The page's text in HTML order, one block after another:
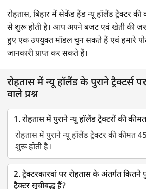
रोहतास, बिहार में सेकेंड हैंड न्यू हॉलैंड ट्रैक्टर
से शुरू होती है। आप अपने बजट एवं खेती की
हुए एक उपयुक्त मॉडल चुन सकते हैं एवं हमारे
जानकारी प्राप्त कर सकते हैं।
रोहतास में न्यू हॉलैंड के पुराने ट्रैक्टर्स
वाले प्रश्न
1. रोहतास में पुराने न्यू हॉलैंड ट्रैक्टरों की
रोहतास में पुराने न्यू हॉलैंड ट्रैक्टर की
शुरू होती है।
2. ट्रैक्टरकारवां पर रोहतास के अंतर्गत कितने
ट्रैक्टर सूचीबद्ध हैं?